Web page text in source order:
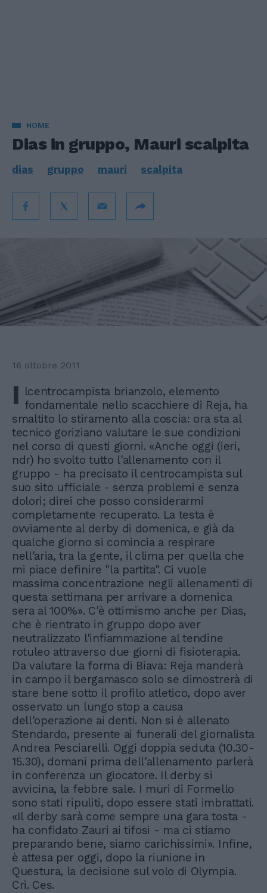
HOME
Dias in gruppo, Mauri scalpita
dias gruppo mauri scalpita
16 ottobre 2011
I lcentrocampista brianzolo, elemento
fondamentale nello scacchiere di Reja, ha
smaltito lo stiramento alla coscia: ora sta al
tecnico goriziano valutare le sue condizioni
nel corso di questi giorni. «Anche oggi (ieri,
ndr) ho svolto tutto l'allenamento con il
gruppo - ha precisato il centrocampista sul
suo sito ufficiale - senza problemi e senza
dolori; direi che posso considerarmi
completamente recuperato. La testa è
ovviamente al derby di domenica, e già da
qualche giorno si comincia a respirare
nell'aria, tra la gente, il clima per quella che
mi piace definire "la partita". Ci vuole
massima concentrazione negli allenamenti di
questa settimana per arrivare a domenica
sera al 100%». C'è ottimismo anche per Dias,
che è rientrato in gruppo dopo aver
neutralizzato l'infiammazione al tendine
rotuleo attraverso due giorni di fisioterapia.
Da valutare la forma di Biava: Reja manderà
in campo il bergamasco solo se dimostrerà di
stare bene sotto il profilo atletico, dopo aver
osservato un lungo stop a causa
dell'operazione ai denti. Non si è allenato
Stendardo, presente ai funerali del giornalista
Andrea Pesciarelli. Oggi doppia seduta (10.30-
15.30), domani prima dell'allenamento parlerà
in conferenza un giocatore. Il derby si
avvicina, la febbre sale. I muri di Formello
sono stati ripuliti, dopo essere stati imbrattati.
«Il derby sarà come sempre una gara tosta -
ha confidato Zauri ai tifosi - ma ci stiamo
preparando bene, siamo carichissimi». Infine,
è attesa per oggi, dopo la riunione in
Questura, la decisione sul volo di Olympia.
Cri. Ces.